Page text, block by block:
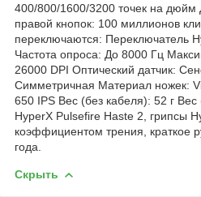
400/800/1600/3200 точек на дюйм
правой кнопок: 100 миллионов
переключаются: Переключатель
Частота опроса: До 8000 Гц
26000 DPI Оптический датчик:
Симметричная Материал ножек:
650 IPS Вес (без кабеля): 52 г
HyperX Pulsefire Haste 2, грипсы
коэффициентом трения, краткое
года.
Скрыть